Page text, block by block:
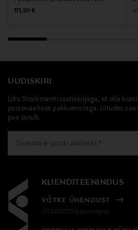
IHM1
Tootja
Love Beauty Oy
Tootja aadress
Yrjönkatu 9a3, 00120 Helsinki,
Digitaalne aadress
Märksõnad
patchology, geelmask, riidest
Original Price
111,50 €
UUDISKIRI
Liitu Stockmanni uudiskirjaga, et olla
personaalsete pakkumistega. Liitudes
poe ostult.
KLIENDITEENINDUS
VÕTKE ÜHENDUST
+372 6339539(pvm/mpm)